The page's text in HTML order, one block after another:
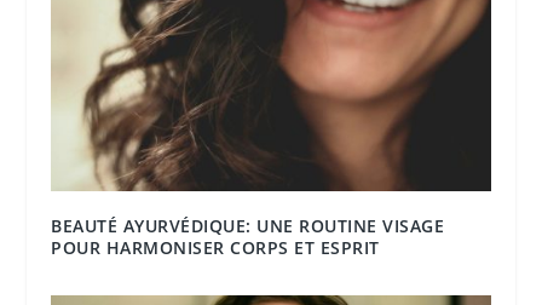
BEAUTÉ AYURVÉDIQUE: UNE ROUTINE VISAGE
POUR HARMONISER CORPS ET ESPRIT